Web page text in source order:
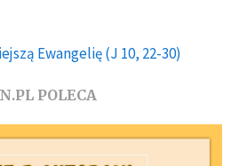
Ewangelię (J 10, 22-30)
POLECA